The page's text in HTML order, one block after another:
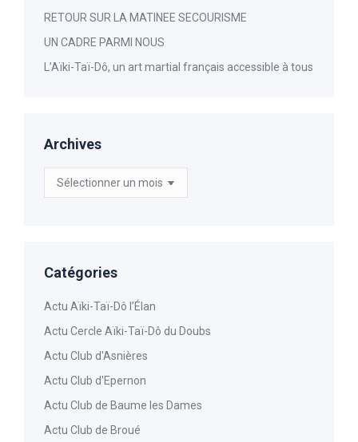
RETOUR SUR LA MATINEE SECOURISME
UN CADRE PARMI NOUS
L’Aïki-Taï-Dô, un art martial français accessible à tous
Archives
Archives
Catégories
Actu Aïki-Taï-Dô l’Élan
Actu Cercle Aïki-Taï-Dô du Doubs
Actu Club d'Asnières
Actu Club d'Epernon
Actu Club de Baume les Dames
Actu Club de Broué